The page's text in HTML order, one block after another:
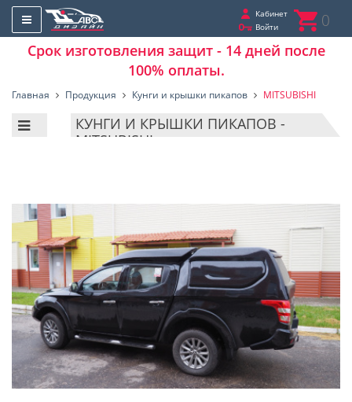
Кабинет
Войти
0
Срок изготовления защит - 14 дней после
100% оплаты.
Главная Продукция Кунги и крышки пикапов MITSUBISHI
КУНГИ И КРЫШКИ ПИКАПОВ -
MITSUBISHI